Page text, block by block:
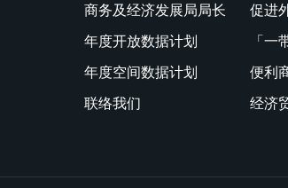
商务及经济发展局局长
年度开放数据计划
年度空间数据计划
联络我们
促进
「一
便利
经济